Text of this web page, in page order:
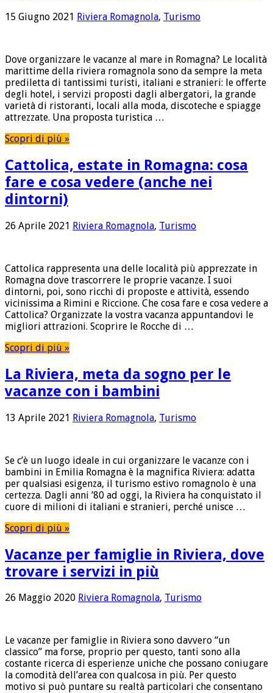
15 Giugno 2021 Riviera Romagnola, Turismo
Dove organizzare le vacanze al mare in Romagna? Le località
marittime della riviera romagnola sono da sempre la meta
prediletta di tantissimi turisti, italiani e stranieri: le offerte
degli hotel, i servizi proposti dagli albergatori, la grande
varietà di ristoranti, locali alla moda, discoteche e spiagge
attrezzate. Una proposta turistica …
Scopri di più »
Cattolica, estate in Romagna: cosa
fare e cosa vedere (anche nei
dintorni)
26 Aprile 2021 Riviera Romagnola, Turismo
Cattolica rappresenta una delle località più apprezzate in
Romagna dove trascorrere le proprie vacanze. I suoi
dintorni, poi, sono ricchi di proposte e attività, essendo
vicinissima a Rimini e Riccione. Che cosa fare e cosa vedere a
Cattolica? Organizzate la vostra vacanza appuntandovi le
migliori attrazioni. Scoprire le Rocche di …
Scopri di più »
La Riviera, meta da sogno per le
vacanze con i bambini
13 Aprile 2021 Riviera Romagnola, Turismo
Se c’è un luogo ideale in cui organizzare le vacanze con i
bambini in Emilia Romagna è la magnifica Riviera: adatta
per qualsiasi esigenza, il turismo estivo romagnolo è una
certezza. Dagli anni ’80 ad oggi, la Riviera ha conquistato il
cuore di milioni di italiani e stranieri, perché unisce …
Scopri di più »
Vacanze per famiglie in Riviera, dove
trovare i servizi in più
26 Maggio 2020 Riviera Romagnola, Turismo
Le vacanze per famiglie in Riviera sono davvero “un
classico” ma forse, proprio per questo, tanti sono alla
costante ricerca di esperienze uniche che possano coniugare
la comodità dell’area con qualcosa in più. Per questo
motivo si può puntare su realtà particolari che consentano